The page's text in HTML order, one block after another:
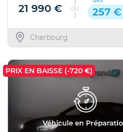
21 990 € OU 257 €
Cherbourg
PRIX EN BAISSE (-720 €)